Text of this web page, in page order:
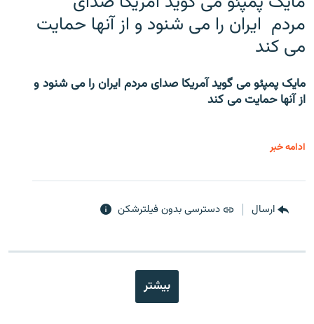
مردم ایران را می شنود و از آنها حمایت
می کند
مایک پمپئو می گوید آمریکا صدای مردم ایران را می شنود و
از آنها حمایت می کند
ادامه خبر
ارسال دسترسی بدون فیلترشکن
بیشتر